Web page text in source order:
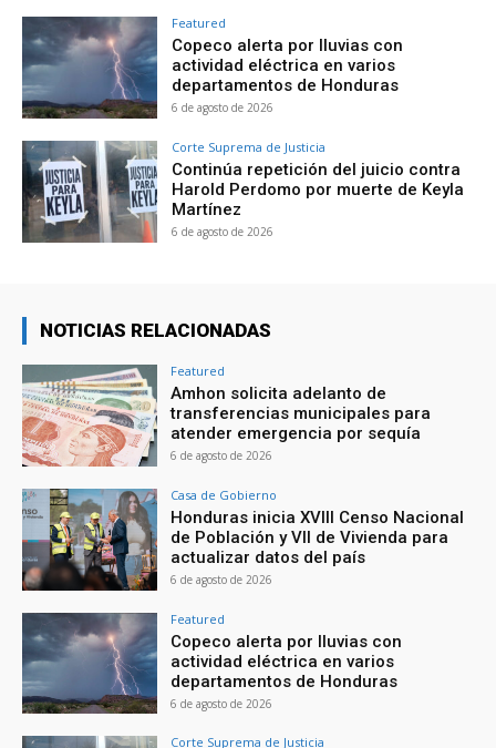
Featured
Copeco alerta por lluvias con
actividad eléctrica en varios
departamentos de Honduras
6 de agosto de 2026
Corte Suprema de Justicia
Continúa repetición del juicio contra
Harold Perdomo por muerte de Keyla
Martínez
6 de agosto de 2026
NOTICIAS RELACIONADAS
Featured
Amhon solicita adelanto de
transferencias municipales para
atender emergencia por sequía
6 de agosto de 2026
Casa de Gobierno
Honduras inicia XVIII Censo Nacional
de Población y VII de Vivienda para
actualizar datos del país
6 de agosto de 2026
Featured
Copeco alerta por lluvias con
actividad eléctrica en varios
departamentos de Honduras
6 de agosto de 2026
Corte Suprema de Justicia